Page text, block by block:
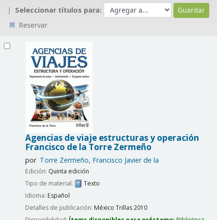
Seleccionar títulos para:
Reservar
Agencias de viaje estructuras y operación
Francisco de la Torre Zermeño
por Torre Zermeño, Francisco Javier de la
Edición: Quinta edición
Tipo de material:
Texto
Idioma: Español
Detalles de publicación: México Trillas2010